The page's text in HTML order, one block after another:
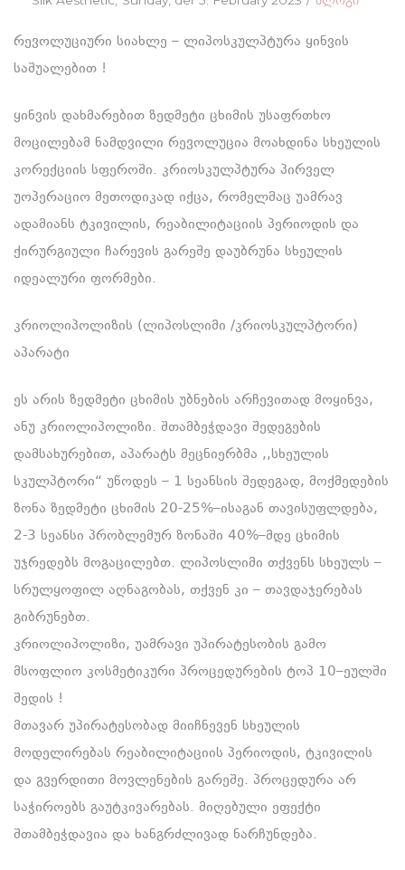
რევოლუციური სიახლე – ლიპოსკულპტურა ყინვის
საშუალებით !
ყინვის დახმარებით ზედმეტი ცხიმის უსაფრთხო
მოცილებამ ნამდვილი რევოლუცია მოახდინა სხეულის
კორექციის სფეროში. კრიოსკულპტურა პირველ
უოპერაციო მეთოდიკად იქცა, რომელმაც უამრავ
ადამიანს ტკივილის, რეაბილიტაციის პერიოდის და
ქირურგიული ჩარევის გარეშე დაუბრუნა სხეულის
იდეალური ფორმები.
კრიოლიპოლიზის (ლიპოსლიმი /კრიოსკულპტორი)
აპარატი
ეს არის ზედმეტი ცხიმის უბნების არჩევითად მოყინვა,
ანუ კრიოლიპოლიზი. შთამბეჭდავი შედეგების
დამსახურებით, აპარატს მეცნიერბმა ,,სხეულის
სკულპტორი“ უწოდეს – 1 სეანსის შედეგად, მოქმედების
ზონა ზედმეტი ცხიმის 20-25%–ისაგან თავისუფლდება,
2-3 სეანსი პრობლემურ ზონაში 40%–მდე ცხიმის
უჯრედებს მოგაცილებთ. ლიპოსლიმი თქვენს სხეულს –
სრულყოფილ აღნაგობას, თქვენ კი – თავდაჯერებას
გიბრუნებთ.
კრიოლიპოლიზი, უამრავი უპირატესობის გამო
მსოფლიო კოსმეტიკური პროცედურების ტოპ 10–ეულში
შედის !
მთავარ უპირატესობად მიიჩნევენ სხეულის
მოდელირებას რეაბილიტაციის პერიოდის, ტკივილის
და გვერდითი მოვლენების გარეშე. პროცედურა არ
საჭიროებს გაუტკივარებას. მიღებული ეფექტი
შთამბეჭდავია და ხანგრძლივად ნარჩუნდება.